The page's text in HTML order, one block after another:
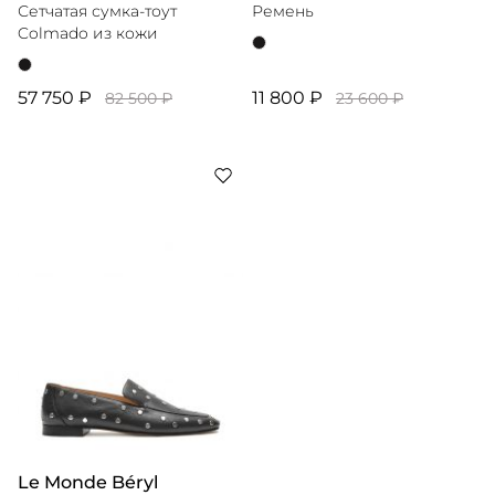
Сетчатая сумка-тоут
Colmado из кожи
57 750 ₽ 82 500 ₽
Ремень
11 800 ₽ 23 600 ₽
Le Monde Béryl